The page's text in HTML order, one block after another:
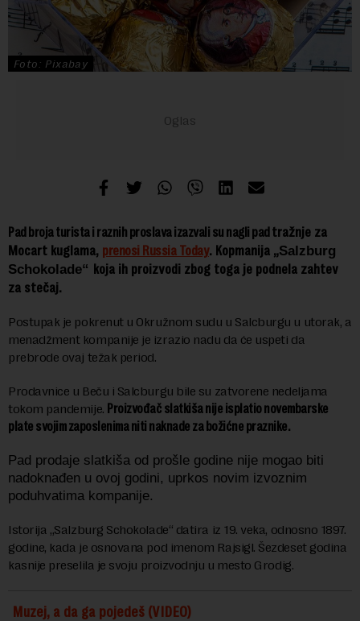
Foto: Pixabay
Pad broja turista i raznih proslava izazvali su nagli pad tražnje za
Mocart kuglama, prenosi Russia Today. Kopmanija „Salzburg
Schokolade“ koja ih proizvodi zbog toga je podnela zahtev
za stečaj.
Postupak je pokrenut u Okružnom sudu u Salcburgu u utorak, a
menadžment kompanije je izrazio nadu da će uspeti da
prebrode ovaj težak period.
Prodavnice u Beču i Salcburgu bile su zatvorene nedeljama
tokom pandemije. Proizvođač slatkiša nije isplatio novembarske
plate svojim zaposlenima niti naknade za božićne praznike.
Pad prodaje slatkiša od prošle godine nije mogao biti
nadoknađen u ovoj godini, uprkos novim izvoznim
poduhvatima kompanije.
Istorija „Salzburg Schokolade“ datira iz 19. veka, odnosno 1897.
godine, kada je osnovana pod imenom Rajsigl. Šezdeset godina
kasnije preselila je svoju proizvodnju u mesto Grodig.
Muzej, a da ga pojedeš (VIDEO)